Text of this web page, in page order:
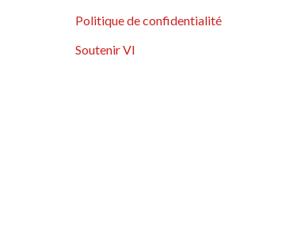
Politique de confidentialité
Soutenir VI